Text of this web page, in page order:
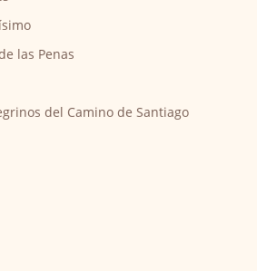
las Penas
del Camino de Santiago